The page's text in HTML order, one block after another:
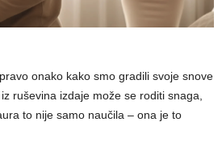
onako kako smo gradili svoje snove
ruševina izdaje može se roditi snaga,
to nije samo naučila – ona je to